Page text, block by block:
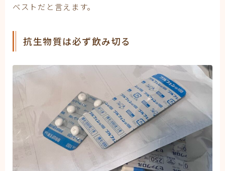
ベストだと言えます。
抗生物質は必ず飲み切る